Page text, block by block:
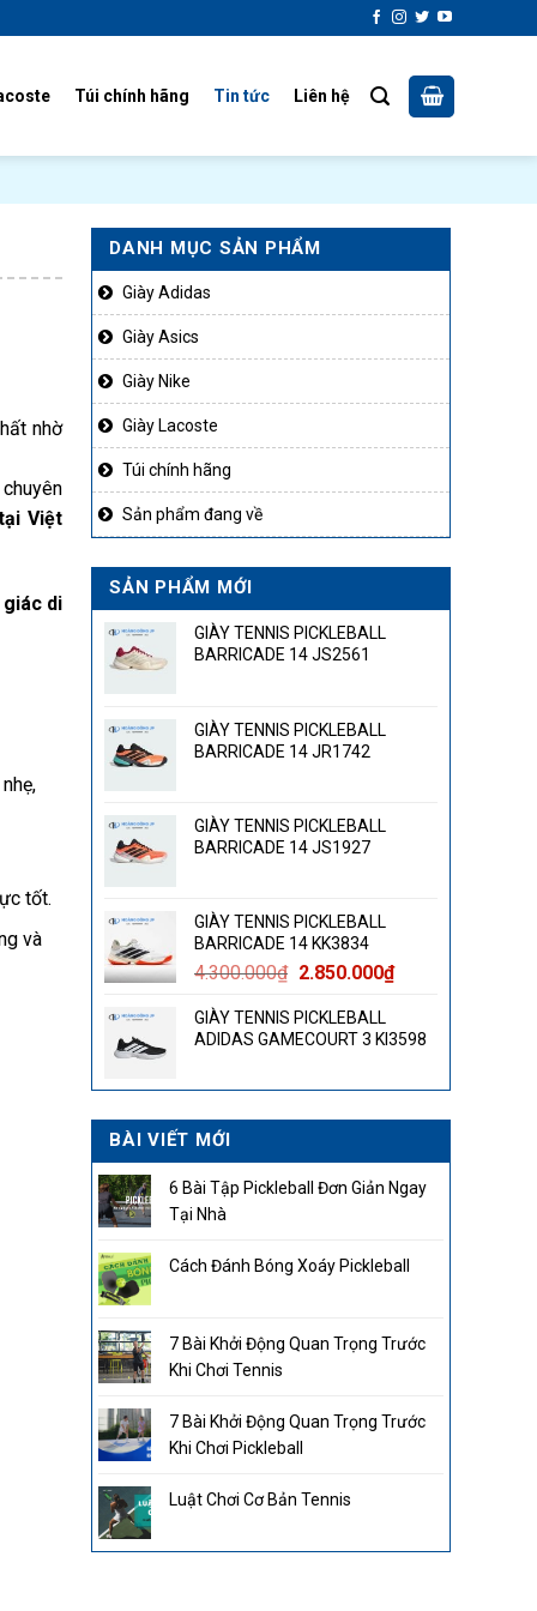
Túi chính hãng Tin tức Liên hệ
nhờ
Việt
di
tốt.
và
DANH MỤC SẢN PHẨM
Giày Adidas
Giày Asics
Giày Nike
Giày Lacoste
Túi chính hãng
Sản phẩm đang về
SẢN PHẨM MỚI
GIÀY TENNIS PICKLEBALL
BARRICADE 14 JS2561
GIÀY TENNIS PICKLEBALL
BARRICADE 14 JR1742
GIÀY TENNIS PICKLEBALL
BARRICADE 14 JS1927
GIÀY TENNIS PICKLEBALL
BARRICADE 14 KK3834
4.300.000₫ Giá
là:
4.300.000₫.
2.850.000₫Giá
là:
GIÀY TENNIS PICKLEBALL
ADIDAS GAMECOURT 3 KI3598
BÀI VIẾT MỚI
6 Bài Tập Pickleball Đơn Giản Ngay
Tại Nhà
Cách Đánh Bóng Xoáy Pickleball
7 Bài Khởi Động Quan Trọng Trước
Khi Chơi Tennis
7 Bài Khởi Động Quan Trọng Trước
Khi Chơi Pickleball
Luật Chơi Cơ Bản Tennis